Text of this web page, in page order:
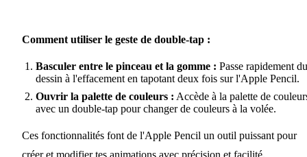
Comment utiliser le geste de double-tap :
Basculer entre le pinceau et la gomme : Passe rapidement du
dessin à l'effacement en tapotant deux fois sur l'Apple Pencil.
Ouvrir la palette de couleurs : Accède à la palette de
avec un double-tap pour changer de couleurs à la volée.
Ces fonctionnalités font de l'Apple Pencil un outil puissant pour